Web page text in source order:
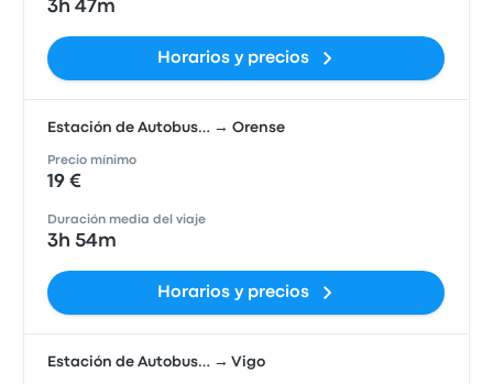
3h 47m
Horarios y precios
Estación de Autobus… → Orense
Precio mínimo
19 €
Duración media del viaje
3h 54m
Horarios y precios
Estación de Autobus… → Vigo